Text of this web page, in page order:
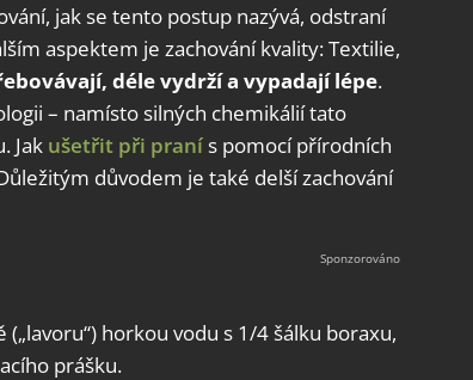
jak se tento postup nazývá, odstraní
aspektem je zachování kvality: Textilie,
déle vydrží a vypadají lépe.
– namísto silných chemikálií tato
Jak ušetřit při pranís pomocí přírodních
důvodem je také delší zachování
horkou vodu s 1/4 šálku boraxu,
prášku.